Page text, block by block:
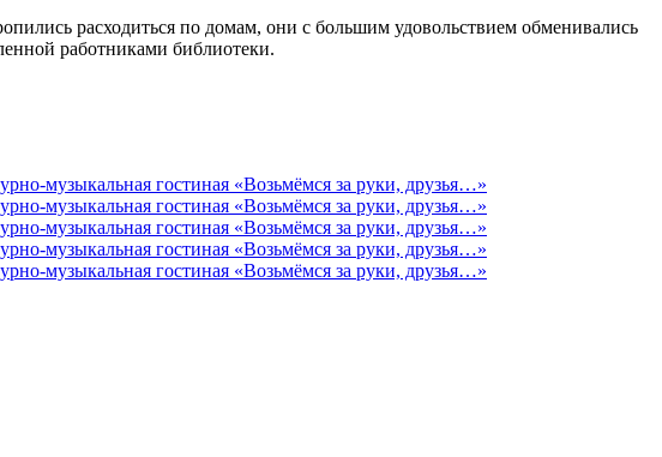
расходиться по домам, они с большим удовольствием обменивались
работниками библиотеки.